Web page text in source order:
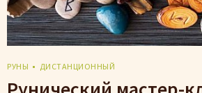
РУНЫ ДИСТАНЦИОННЫЙ